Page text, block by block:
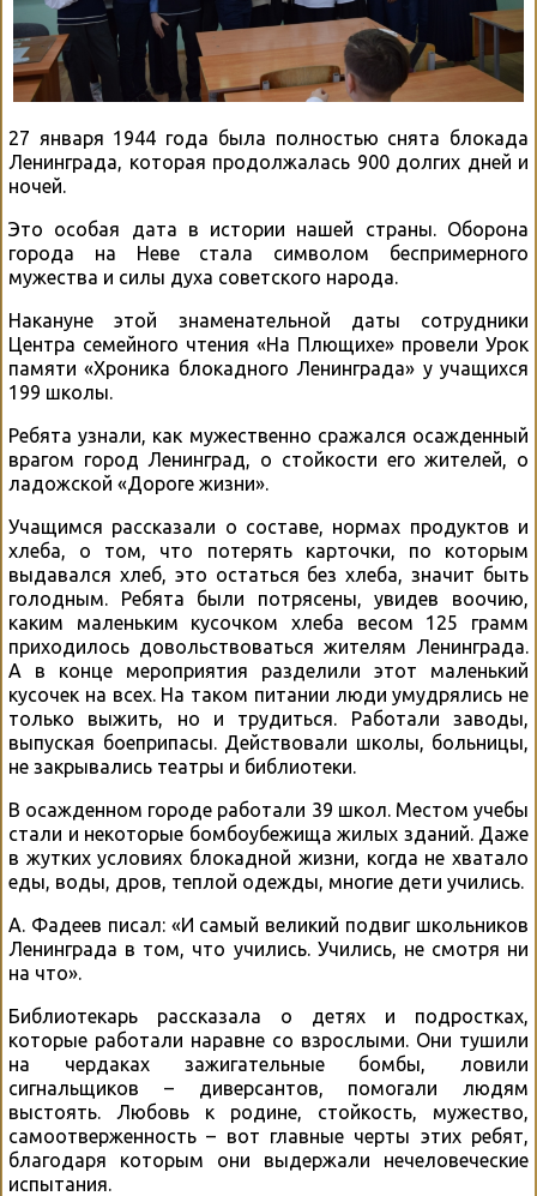
27 января 1944 года была полностью снята блокада
Ленинграда, которая продолжалась 900 долгих дней и
ночей.
Это особая дата в истории нашей страны. Оборона
города на Неве стала символом беспримерного
мужества и силы духа советского народа.
Накануне этой знаменательной даты сотрудники
Центра семейного чтения «На Плющихе» провели Урок
памяти «Хроника блокадного Ленинграда» у учащихся
199 школы.
Ребята узнали, как мужественно сражался осажденный
врагом город Ленинград, о стойкости его жителей, о
ладожской «Дороге жизни».
Учащимся рассказали о составе, нормах продуктов и
хлеба, о том, что потерять карточки, по которым
выдавался хлеб, это остаться без хлеба, значит быть
голодным. Ребята были потрясены, увидев воочию,
каким маленьким кусочком хлеба весом 125 грамм
приходилось довольствоваться жителям Ленинграда.
А в конце мероприятия разделили этот маленький
кусочек на всех. На таком питании люди умудрялись не
только выжить, но и трудиться. Работали заводы,
выпуская боеприпасы. Действовали школы, больницы,
не закрывались театры и библиотеки.
В осажденном городе работали 39 школ. Местом учебы
стали и некоторые бомбоубежища жилых зданий. Даже
в жутких условиях блокадной жизни, когда не хватало
еды, воды, дров, теплой одежды, многие дети учились.
А. Фадеев писал: «И самый великий подвиг школьников
Ленинграда в том, что учились. Учились, не смотря ни
на что».
Библиотекарь рассказала о детях и подростках,
которые работали наравне со взрослыми. Они тушили
на чердаках зажигательные бомбы, ловили
сигнальщиков – диверсантов, помогали людям
выстоять. Любовь к родине, стойкость, мужество,
самоотверженность – вот главные черты этих ребят,
благодаря которым они выдержали нечеловеческие
испытания.